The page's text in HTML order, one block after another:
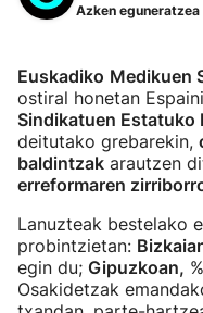
Azken eguneratzea
Euskadiko Medikuen
ostiral honetan
Sindikatuen Estatuko
deitutako grebarekin,
baldintzak arautzen
erreformaren
Lanuzteak bestelako
probintzietan:
egin du; Gipuzkoan,
Osakidetzak